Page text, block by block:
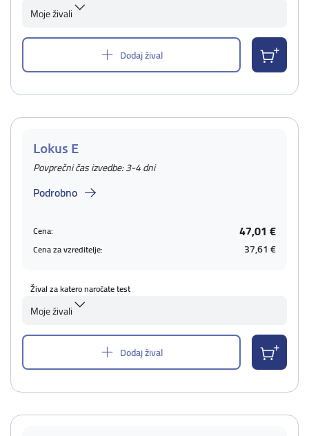
Moje živali
Dodaj žival
Lokus E
Povprečni čas izvedbe: 3-4 dni
Podrobno
Cena: 47,01 €
Cena za vzreditelje: 37,61 €
Žival za katero naročate test
Moje živali
Dodaj žival